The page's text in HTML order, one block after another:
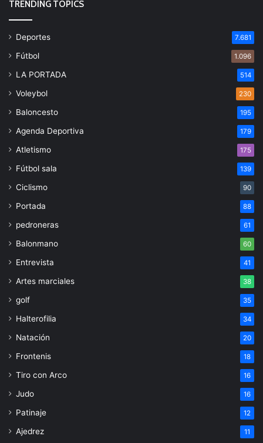
TRENDING TOPICS
Deportes 7.681
Fútbol 1.096
LA PORTADA 514
Voleybol 230
Baloncesto 195
Agenda Deportiva 179
Atletismo 175
Fútbol sala 139
Ciclismo 90
Portada 88
pedroneras 61
Balonmano 60
Entrevista 41
Artes marciales 38
golf 35
Halterofilia 34
Natación 20
Frontenis 18
Tiro con Arco 16
Judo 16
Patinaje 12
Ajedrez 11